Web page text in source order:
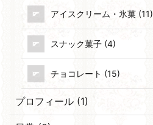
アイスクリーム・氷菓 (11)
スナック菓子 (4)
チョコレート (15)
プロフィール (1)